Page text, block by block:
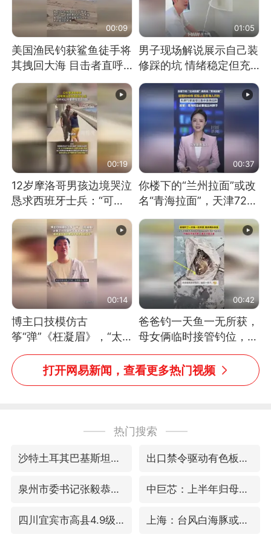
00:09
美国渔民钓获鲨鱼徒手将
其拽回大海 目击者直呼
震惊 （视频来源：参考
消息）
01:05
男子现场解说展示自己装
修踩的坑 情绪稳定但充
满无奈 每处都有精心设
计 但每处都有瑕疵 网
友：一开始我没笑 但看
到洗手盆我没绷住
00:19
12岁摩洛哥男孩边境哭泣
恳求西班牙士兵：“可不
可以不要把我遣返回国”
00:37
你楼下的“兰州拉面”或改
名“青海拉面”，天津72家
面馆已集体更换招牌
00:14
博主口技模仿古
筝“弹”《枉凝眉》，“太
像了～你是吃古筝长大的
吗？”“或将成为首位考级
不带古筝的选手。”（来
00:42
爸爸钓一天鱼一无所获，
母女俩临时接管钓位，用
玩具鱼竿钓上大鱼
打开网易新闻，查看更多热门视频
热门搜索
沙特土耳其巴基斯坦签署共同防务协议 出口禁令驱动有色板块大涨
泉州市委书记张毅恭被查 中巨芯：上半年归母净利润1405.77万元
四川宜宾市高县4.9级地震致1人死亡 上海：台风白海豚或将带来龙卷风